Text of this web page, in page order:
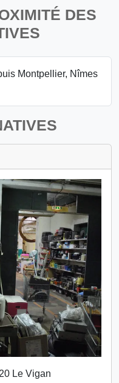
DES
Montpellier, Nîmes
Le Vigan